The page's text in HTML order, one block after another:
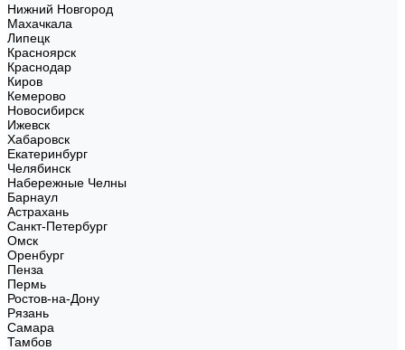
Нижний Новгород
Махачкала
Липецк
Красноярск
Краснодар
Киров
Кемерово
Новосибирск
Ижевск
Хабаровск
Екатеринбург
Челябинск
Набережные Челны
Барнаул
Астрахань
Санкт-Петербург
Омск
Оренбург
Пенза
Пермь
Ростов-на-Дону
Рязань
Самара
Тамбов